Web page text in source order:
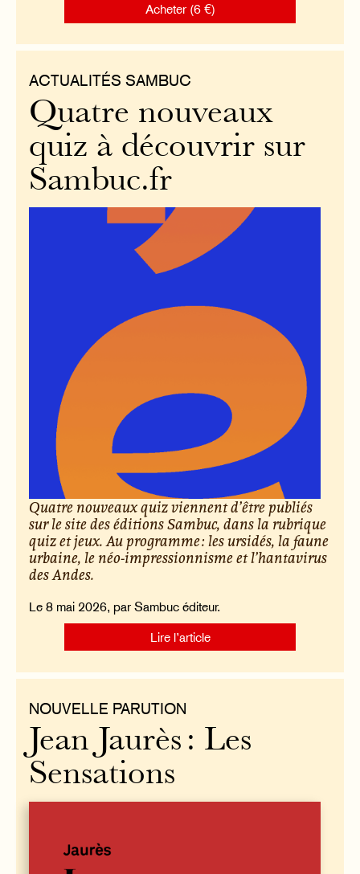
Acheter (6 €)
ACTUALITÉS SAMBUC
Quatre nouveaux
quiz à découvrir sur
Sambuc.fr
Quatre nouveaux quiz viennent d’être publiés
sur le site des éditions Sambuc, dans la rubrique
quiz et jeux. Au programme : les ursidés, la faune
urbaine, le néo-impressionnisme et l’hantavirus
des Andes.
Le 8 mai 2026, par Sambuc éditeur.
Lire l’article
NOUVELLE PARUTION
Jean Jaurès : Les
Sensations